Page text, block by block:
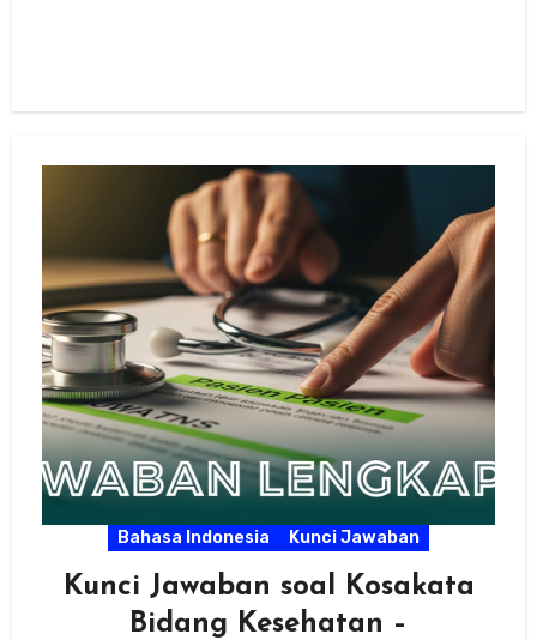
Bahasa Indonesia Kunci Jawaban
Kunci Jawaban soal Kosakata
Bidang Kesehatan –